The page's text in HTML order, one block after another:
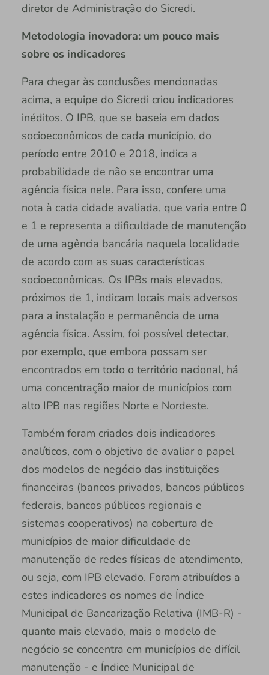
diretor de Administração do Sicredi.
Metodologia inovadora: um pouco mais
sobre os indicadores
Para chegar às conclusões mencionadas
acima, a equipe do Sicredi criou indicadores
inéditos. O IPB, que se baseia em dados
socioeconômicos de cada município, do
período entre 2010 e 2018, indica a
probabilidade de não se encontrar uma
agência física nele. Para isso, confere uma
nota à cada cidade avaliada, que varia entre 0
e 1 e representa a dificuldade de manutenção
de uma agência bancária naquela localidade
de acordo com as suas características
socioeconômicas. Os IPBs mais elevados,
próximos de 1, indicam locais mais adversos
para a instalação e permanência de uma
agência física. Assim, foi possível detectar,
por exemplo, que embora possam ser
encontrados em todo o território nacional, há
uma concentração maior de municípios com
alto IPB nas regiões Norte e Nordeste.
Também foram criados dois indicadores
analíticos, com o objetivo de avaliar o papel
dos modelos de negócio das instituições
financeiras (bancos privados, bancos públicos
federais, bancos públicos regionais e
sistemas cooperativos) na cobertura de
municípios de maior dificuldade de
manutenção de redes físicas de atendimento,
ou seja, com IPB elevado. Foram atribuídos a
estes indicadores os nomes de Índice
Municipal de Bancarização Relativa (IMB-R) -
quanto mais elevado, mais o modelo de
negócio se concentra em municípios de difícil
manutenção - e Índice Municipal de